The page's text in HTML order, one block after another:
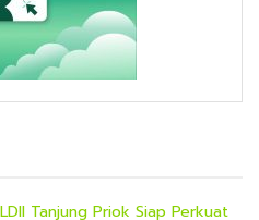
Tanjung Priok Siap Perkuat